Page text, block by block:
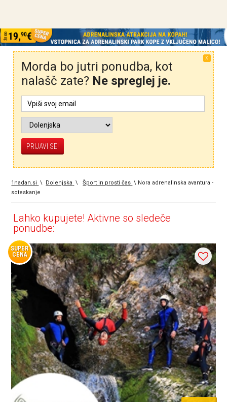
X
Morda bo jutri ponudba, kot
nalašč zate? Ne spreglej je.
1nadan.si \ Dolenjska \ Šport in prosti čas \ Nora adrenalinska avantura -
soteskanje
Lahko kupujete! Aktivne so sledeče
ponudbe:
SUPER
CENA